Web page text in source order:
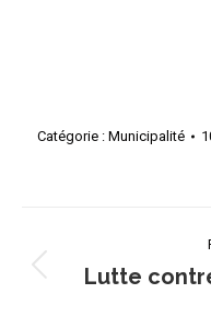
Catégorie : Municipalité
article
Lutte